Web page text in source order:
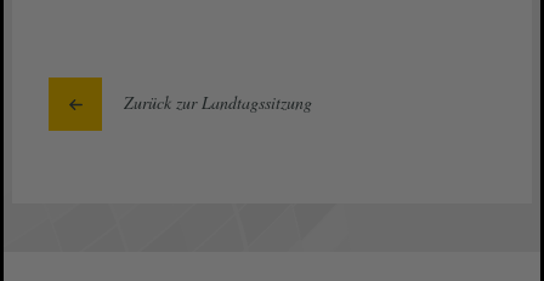
Zurück zur Landtagssitzung